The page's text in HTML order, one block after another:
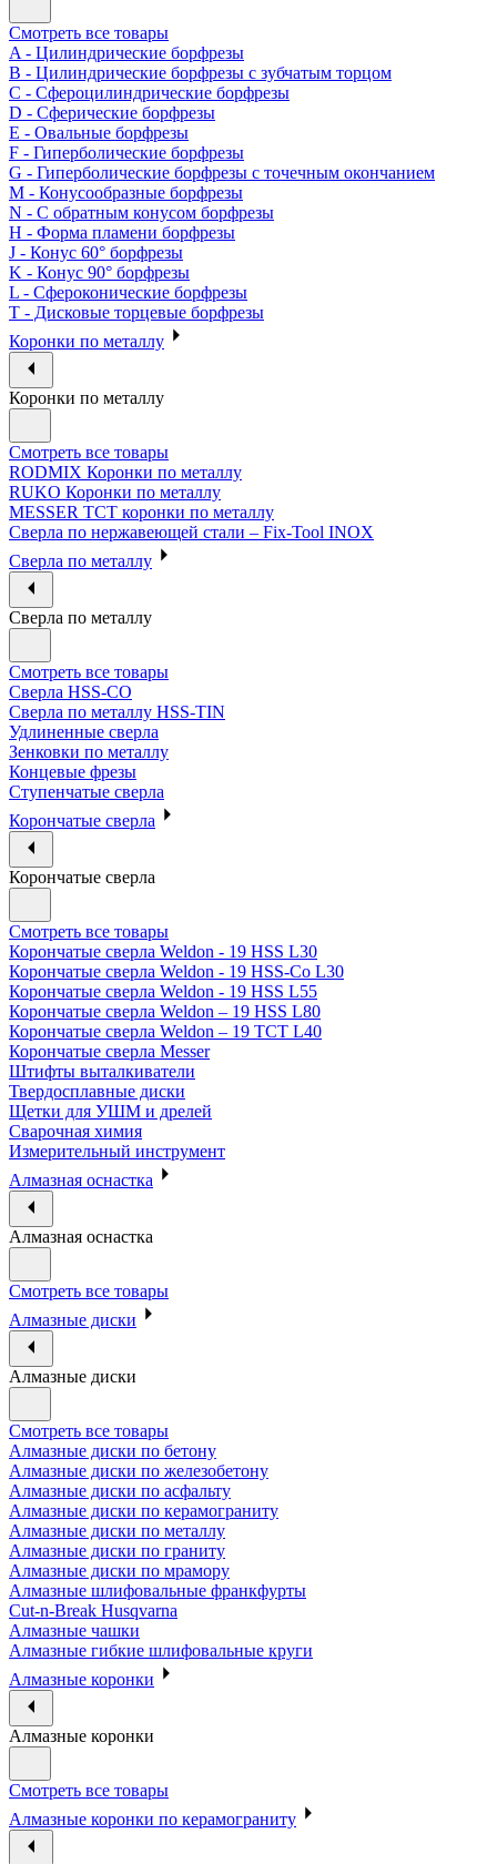
Смотреть все товары
A - Цилиндрические борфрезы
B - Цилиндрические борфрезы с зубчатым торцом
C - Сфероцилиндрические борфрезы
D - Сферические борфрезы
E - Овальные борфрезы
F - Гиперболические борфрезы
G - Гиперболические борфрезы с точечным окончанием
M - Конусообразные борфрезы
N - С обратным конусом борфрезы
H - Форма пламени борфрезы
J - Конус 60° борфрезы
K - Конус 90° борфрезы
L - Сфероконические борфрезы
T - Дисковые торцевые борфрезы
Коронки по металлу
Коронки по металлу
Смотреть все товары
RODMIX Коронки по металлу
RUKO Коронки по металлу
MESSER ТСТ коронки по металлу
Сверла по нержавеющей стали – Fix-Tool INOX
Сверла по металлу
Сверла по металлу
Смотреть все товары
Сверла HSS-CO
Сверла по металлу HSS-TIN
Удлиненные сверла
Зенковки по металлу
Концевые фрезы
Ступенчатые сверла
Корончатые сверла
Корончатые сверла
Смотреть все товары
Корончатые сверла Weldon - 19 HSS L30
Корончатые сверла Weldon - 19 HSS-Co L30
Корончатые сверла Weldon - 19 HSS L55
Корончатые сверла Weldon – 19 HSS L80
Корончатые сверла Weldon – 19 TCT L40
Корончатые сверла Messer
Штифты выталкиватели
Твердосплавные диски
Щетки для УШМ и дрелей
Сварочная химия
Измерительный инструмент
Алмазная оснастка
Алмазная оснастка
Смотреть все товары
Алмазные диски
Алмазные диски
Смотреть все товары
Алмазные диски по бетону
Алмазные диски по железобетону
Алмазные диски по асфальту
Алмазные диски по керамограниту
Алмазные диски по металлу
Алмазные диски по граниту
Алмазные диски по мрамору
Алмазные шлифовальные франкфурты
Cut-n-Break Husqvarna
Алмазные чашки
Алмазные гибкие шлифовальные круги
Алмазные коронки
Алмазные коронки
Смотреть все товары
Алмазные коронки по керамограниту